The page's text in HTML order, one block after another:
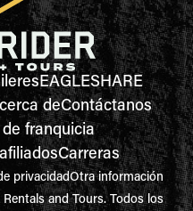
EAGLESHARE
deContáctanos
franquicia
Carreras
privacidadOtra información
and Tours. Todos los